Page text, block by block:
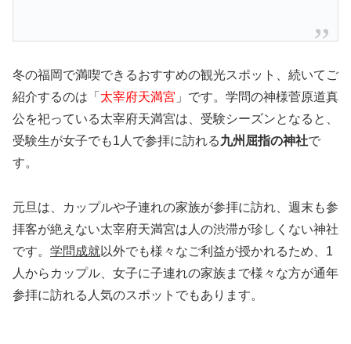
冬の福岡で満喫できるおすすめの観光スポット、続いてご
紹介するのは「 太宰府天満宮 」です。学問の神様菅原道真
公を祀っている太宰府天満宮は、受験シーズンとなると、
受験生が女子でも1人で参拝に訪れる九州屈指の神社で
す。
元旦は、カップルや子連れの家族が参拝に訪れ、週末も参
拝客が絶えない太宰府天満宮は人の渋滞が珍しくない神社
です。 学問成就以外でも様々なご利益が授かれるため、1
人からカップル、女子に子連れの家族まで様々な方が通年
参拝に訪れる人気のスポットでもあります。